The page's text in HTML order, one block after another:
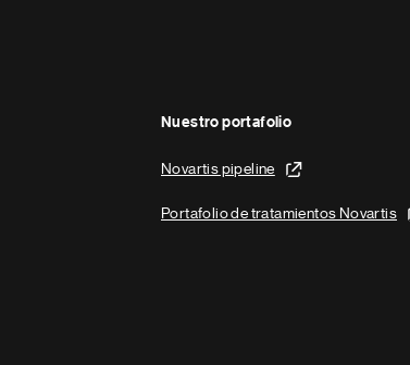
Nuestro portafolio
Novartis pipeline
Portafolio de tratamientos Novartis